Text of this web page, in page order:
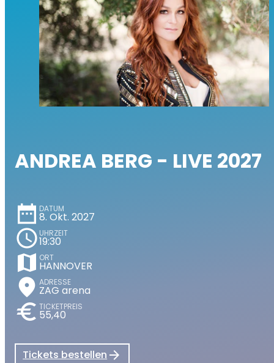
ANDREA BERG - LIVE 2027
date_range DATUM
8. Okt. 2027
schedule UHRZEIT
19:30
map ORT
HANNOVER
place ADRESSE
ZAG arena
euro TICKETPREIS
55,40
Tickets bestellen